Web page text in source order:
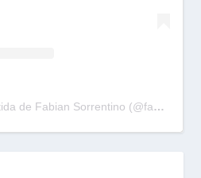
Una publicación compartida de Fabian Sorrentino (@fabiansonria)